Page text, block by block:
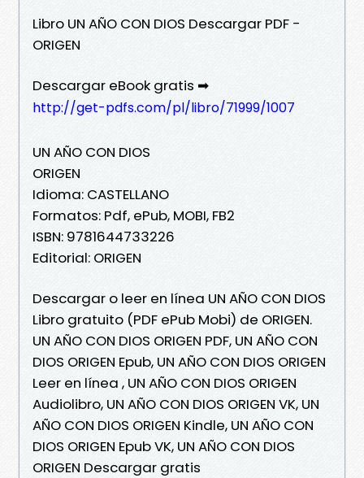
Libro UN AÑO CON DIOS Descargar PDF -
ORIGEN
Descargar eBook gratis ➡
http://get-pdfs.com/pl/libro/71999/1007
UN AÑO CON DIOS
ORIGEN
Idioma: CASTELLANO
Formatos: Pdf, ePub, MOBI, FB2
ISBN: 9781644733226
Editorial: ORIGEN
Descargar o leer en línea UN AÑO CON DIOS
Libro gratuito (PDF ePub Mobi) de ORIGEN.
UN AÑO CON DIOS ORIGEN PDF, UN AÑO CON
DIOS ORIGEN Epub, UN AÑO CON DIOS ORIGEN
Leer en línea , UN AÑO CON DIOS ORIGEN
Audiolibro, UN AÑO CON DIOS ORIGEN VK, UN
AÑO CON DIOS ORIGEN Kindle, UN AÑO CON
DIOS ORIGEN Epub VK, UN AÑO CON DIOS
ORIGEN Descargar gratis